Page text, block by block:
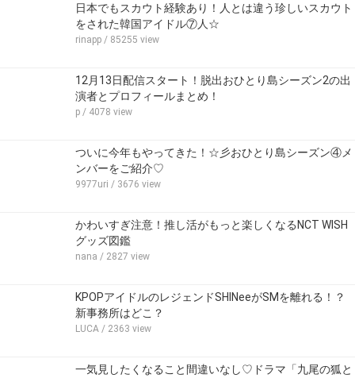
日本でもスカウト経験あり！人とは違う珍しいスカウト
をされた韓国アイドル⑦人☆
rinapp / 85255 view
12月13日配信スタート！脱出おひとり島シーズン2の出
演者とプロフィールまとめ！
p / 4078 view
ついに今年もやってきた！☆彡おひとり島シーズン④メ
ンバーをご紹介♡
9977uri / 3676 view
かわいすぎ注意！推し活がもっと楽しくなるNCT WISH
グッズ図鑑
nana / 2827 view
KPOPアイドルのレジェンドSHINeeがSMを離れる！？
新事務所はどこ？
LUCA / 2363 view
一気見したくなること間違いなし♡ドラマ「九尾の狐と